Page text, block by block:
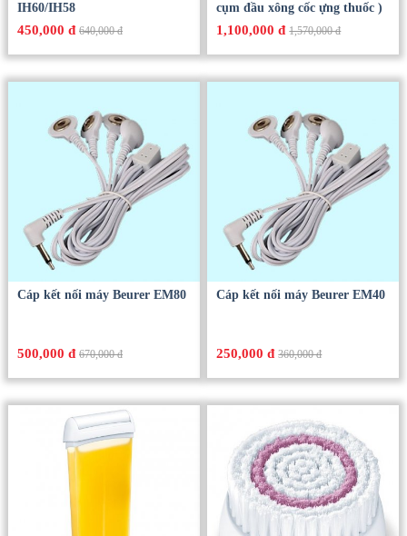
IH60/IH58
450,000 đ 640,000 đ
cụm đầu xông cốc ựng thuốc )
1,100,000 đ 1,570,000 đ
Cáp kết nối máy Beurer EM80
500,000 đ 670,000 đ
Cáp kết nối máy Beurer EM40
250,000 đ 360,000 đ